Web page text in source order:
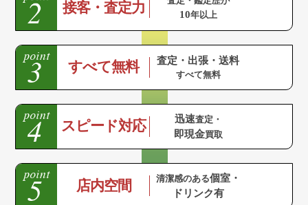
接客・査定力 10年以上
すべて無料 査定・出張・送料
すべて無料
スピード対応 迅速査定・
即現金買取
店内空間 清潔感のある個室・
ドリンク有